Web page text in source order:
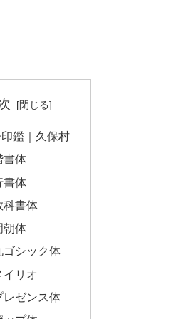
鑑｜久保村
書体
書体
科書体
朝体
ゴシック体
イリオ
レゼンス体